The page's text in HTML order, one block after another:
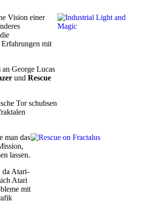
Vision einer
mit
an George Lucas
und Rescue
Tor schubsen
man das
lassen.
da Atari-
Atari
mit